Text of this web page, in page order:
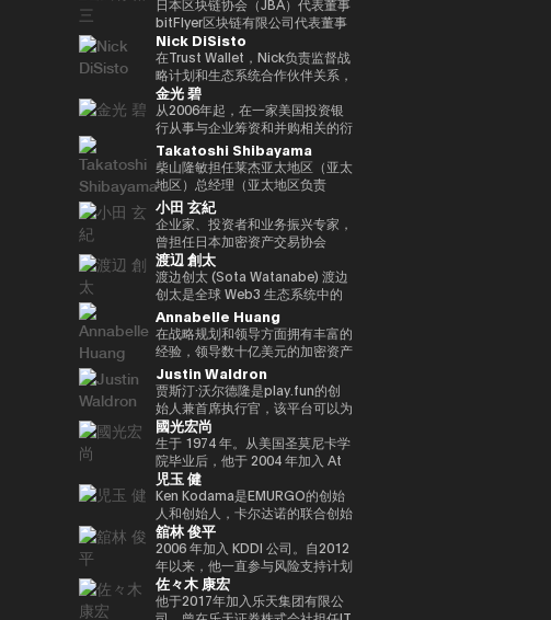
视艺术学院）的顾问委员会成员和
亚洲青年管弦乐团的董事会成员。
如有必要，可以准备更自然、更精
致的日语版本来介绍演讲者。
Greenhouse和Earthlink的推出。
作为教育背景，她获得了纽约州立
大学布法罗分校的创意写作硕士学
位。他获得了雪城大学的两个学士
学位，自2000年以来，他还曾在
同一所大学担任著名的纽豪斯公共
传播学院的顾问委员会成员。此
外，Turpin被认为是波多黎各比特
币和加密资产社区的先驱，并于
2016年初获得了该领域的第一份
投资者优惠认证（《投资者法
令》）。
攻读了计算机科学专业 AI。
监管、治理和合规方面拥有深厚的
专业知识。我获得了罗马托尔维加
塔大学关于健全监管和监管机构制
裁权限的法学博士学位。
目的规划、PoC 和开发。他于
2022年就任公司董事，还成立了
一个专门研究生成式人工智能的新
风险投资基金。
商 (CSP) 计划，并与微软合作推
进整体相关服务解决方案。他在安
全、软件、云和人工智能生态系统
领域领导全球市场的重要战略合作
伙伴关系和销售。 自2011年加入
联想以来，Terence Ng领导了联
想与安全、娱乐、电子商务和金融
科技等领域的领先互联网公司的全
球合作伙伴关系。它还促进了
AR/VR的战略合作伙伴关系。
Terence Ng 在索尼电子、惠普、
Navteq 公司和诺基亚等领先科技
品牌的营销、产品开发和业务开发
方面拥有 20 多年的经验。他在技
术行业的领先业务战略方面有着良
好的记录。 Terence Ng 拥有新加
坡南洋理工大学的商业研究学士学
位。他目前居住在新加坡，是区块
链和人工智能技术的狂热粉丝。
日本区块链协会（JBA）代表董事
bitFlyer区块链有限公司代表董事
高盛证券有限公司等，他在
2014/1年共同创立了bitFlyer有限
公司。 自bitFlyer成立以来，它一
直在努力就国内法律的修订提出建
议，制定自我监管规则等，并先后
担任加密资产（虚拟货币）交易公
司bitFlyer USA, Inc.的首席执行官
和bitFlyer EUROPE S.A.的董事
长，从全球角度为加密资产（虚拟
货币）交易所行业的发展做出了贡
献。目前，除了担任成立于
2019/5年的bitFlyer区块链有限公
司的代表董事外，他还担任日本区
块链协会（JBA）的代表董事、一
般注册协会日本元界顾问、
ISO/TC307全国审议委员会代表
委员会成员和国防部意见领袖。
他们还以专家身份参加了2018年
七国集团就业创新部长级会议、
2019年G20/V20虚拟资产服务提
供商峰会以及由内阁秘书处主办的
公私数据利用促进基本计划执行委
员会等，并雄心勃勃地致力于
web3行业的发展。
Nick DiSisto
在Trust Wallet，Nick负责监督战
略计划和生态系统合作伙伴关系，
这些举措和生态系统合作伙伴关系
对该平台的增长和用户体验至关重
要。 他的努力涵盖了广泛的重要
领域，例如DeFi合作伙伴关系、
法定货币开/关通道、MEV（最大
提取价值）措施和核心基础设施合
作伙伴关系，旨在为全球数百万用
户提供更易于使用、安全和可扩展
的加密资产。Nick 正在用户体验
和区块链技术的交叉点推动创新，
同时与产品、安全、工程和营销等
各个部门密切合作。Nick 专注于
“将代码转化为现实世界的价值”，
正在将自托管钱包发展为下一代金
融基础设施方面发挥作用，并正在
塑造其未来。
金光 碧
从2006年起，在一家美国投资银
行从事与企业筹资和并购相关的衍
生结构设计工作达10年。2016年
加入bitFlyer有限公司后，他曾担
任首席财务官和公关，负责与金融
监管相关的系统开发。自2022年
以来，他一直负责新业务，目前是
集团首席采购官。从2025年起担
任Custodiem有限公司的董事，
他推动了国内加密资产ETF的形成
项目等。
Takatoshi Shibayama
柴山隆敏担任莱杰亚太地区（亚太
地区）总经理（亚太地区负责
人）。它监督为Web3行业和机构
投资者提供数字资产安全解决方案
的情况。到目前为止，他作为分析
师和投资者一直活跃在企业振兴和
不良投资领域超过17年。在摩根
大通和高盛等投资银行开始职业生
涯后，他加入了美国对冲基金戴维
森·肯普纳资本管理公司。之后，
他与他人共同创立了总部位于新加
坡的投资基金3D Investment
Partners。此外，在为数字资产提
供抵押管理和托管服务的
Copper，他曾担任亚太地区收入
经理（亚太区收入主管），并领导
了公司在亚太地区的业务增长。
小田 玄紀
企业家、投资者和业务振兴专家，
曾担任日本加密资产交易协会
（JVCEA）的代表董事（主
席）、SBI Holdings的董事总经
理和Bitpoint Japan Co., Ltd的
代表董事。自2001年成立自己的
公司以来，我们已经开展了各种业
务。2016年，他创立了加密货币
交易所Bitpoint并成为其首席执行
官。2019年，他被世界经济论坛
选为全球青年领袖。
渡辺 創太
渡边创太 (Sota Watanabe) 渡边
创太是全球 Web3 生态系统中的
先驱力量，也是日本最具影响力的
科技企业家之一。作为 Startale
Group 的创始人兼 CEO，渡边致
力于构建去中心化互联网的基础设
施，其核心使命是“将世界带入链
上（bringing the world
onchain）”。 渡边因领导日本最
大的公共区块链 Astar Network
而声名鹊起，该网络已成为日本
Web3 基础设施的基石。渡边职业
生涯的一个重要里程碑是与索尼集
团合作，通过 Sony Block
Solutions Labs 共同开发了以太
坊二层（Layer-2）区块链——
Soneium。这一举措将日本的区
块链技术定位在消费娱乐、人工智
能和大众普及的交汇点。 在代币
化数字资产和现实世界金融领域，
Annabelle Huang
在战略规划和领导方面拥有丰富的
经验，领导数十亿美元的加密资产
平台
Justin Waldron
贾斯汀·沃尔德隆是play.fun的创
始人兼首席执行官，该平台可以为
每款游戏提供即时的真实奖励。此
外，除了作为Playco的联合创始
人兼总裁外，我们还投资于有前途
的日本初创企业，这些初创公司有
望作为涩谷区政府发起的涩谷创业
支持计划的顾问以及X&KSK的合
作伙伴。 他还以天使投资者的身
份活跃，投资了60多家公司，尤
其以Zynga的联合创始人而闻名。
2021年，它被《商业内幕》选为
“前100名种子投资者” 之一。
國光宏尚
生于 1974 年。从美国圣莫尼卡学
院毕业后，他于 2004 年加入 At
Movie Co., Ltd.同年，他就任导
演，负责制作电影和电视剧以及开
展新业务。龟尾株式会社成立于
2007年，担任总裁兼首席执行官
一职。他于2021年从公司退休，
成为金融家有限公司的代表董事兼
首席执行官，该公司于2019年与
ThirdVerse有限公司共同成立。
児玉 健
Ken Kodama是EMURGO的创始
人和创始人，卡尔达诺的联合创始
人之一，也是世界领先的区块链平
台之一。凭借在加密货币和区块链
领域超过十年的经验，他通过深厚
的专业知识和长期愿景考虑了该行
业的发展。他的使命是通过区块链
舘林 俊平
2006 年加入 KDDI 公司。自2012
年以来，他一直参与风险支持计划
KDDI_Labo、风险投资基金和
KDDI开放创新基金，主要负责体
佐々木 康宏
他于2017年加入乐天集团有限公